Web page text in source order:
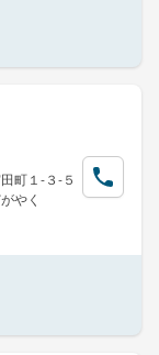
町１-３-５
やく